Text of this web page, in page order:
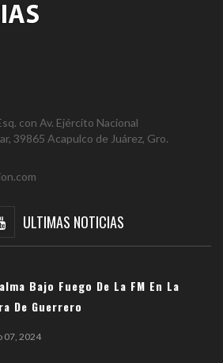
con Av. Ejército Nacional
39865 Acapulco de Juárez, Gro.
ULTIMAS NOTICIAS
Bajo Fuego De La FM En La
De Guerrero
07, 2024